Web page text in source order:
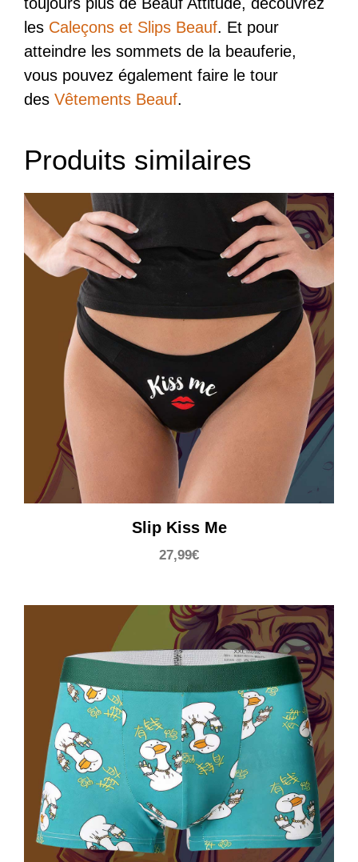
les Caleçons et Slips Beauf. Et pour
atteindre les sommets de la beauferie,
vous pouvez également faire le tour
des Vêtements Beauf.
Produits similaires
Slip Kiss Me
27,99€